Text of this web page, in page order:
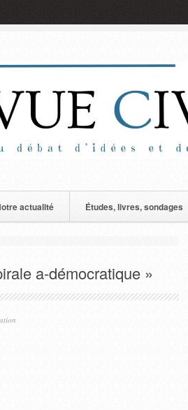
actualité Études, livres, sondages
a-démocratique »